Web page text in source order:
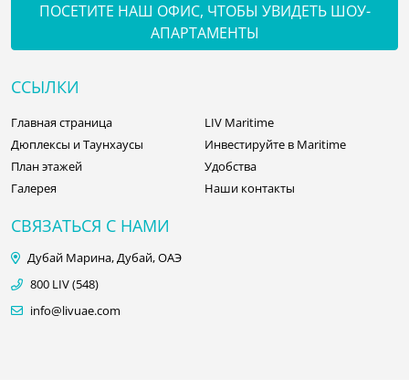
ПОСЕТИТЕ НАШ ОФИС, ЧТОБЫ УВИДЕТЬ ШОУ-
АПАРТАМЕНТЫ
ССЫЛКИ
Главная страница
LIV Maritime
Дюплексы и Таунхаусы
Инвестируйте в Maritime
План этажей
Удобства
Галерея
Наши контакты
СВЯЗАТЬСЯ С НАМИ
Дубай Марина, Дубай, ОАЭ
800 LIV (548)
info@livuae.com